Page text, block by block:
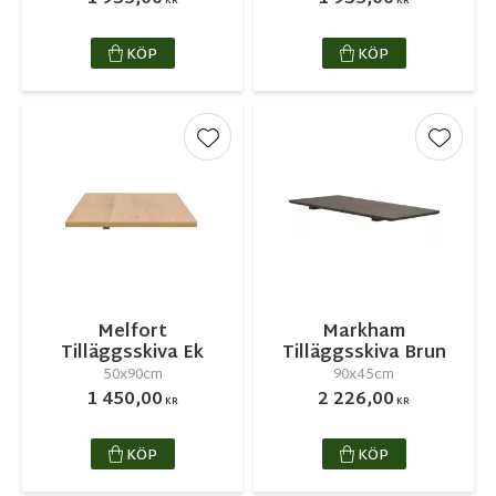
KÖP KÖP
Melfort
Tilläggsskiva Ek
50x90cm
1 450,00KR
Lägg till i favoriter
KÖP
Markham
Tilläggsskiva Brun
90x45cm
2 226,00KR
Lägg
KÖP